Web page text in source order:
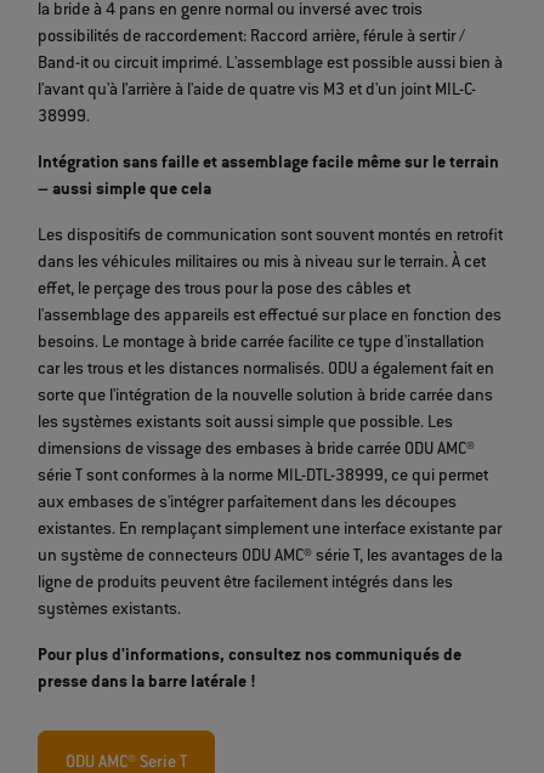
la bride à 4 pans en genre normal ou inversé avec trois
possibilités de raccordement: Raccord arrière, férule à sertir /
Band-it ou circuit imprimé. L'assemblage est possible aussi bien à
l'avant qu'à l'arrière à l'aide de quatre vis M3 et d'un joint MIL-C-
38999.
Intégration sans faille et assemblage facile même sur le terrain
– aussi simple que cela
Les dispositifs de communication sont souvent montés en retrofit
dans les véhicules militaires ou mis à niveau sur le terrain. À cet
effet, le perçage des trous pour la pose des câbles et
l'assemblage des appareils est effectué sur place en fonction des
besoins. Le montage à bride carrée facilite ce type d'installation
car les trous et les distances normalisés. ODU a également fait en
sorte que l'intégration de la nouvelle solution à bride carrée dans
les systèmes existants soit aussi simple que possible. Les
dimensions de vissage des embases à bride carrée ODU AMC®
série T sont conformes à la norme MIL-DTL-38999, ce qui permet
aux embases de s'intégrer parfaitement dans les découpes
existantes. En remplaçant simplement une interface existante par
un système de connecteurs ODU AMC® série T, les avantages de la
ligne de produits peuvent être facilement intégrés dans les
systèmes existants.
Pour plus d'informations, consultez nos communiqués de
presse dans la barre latérale !
ODU AMC® Serie T